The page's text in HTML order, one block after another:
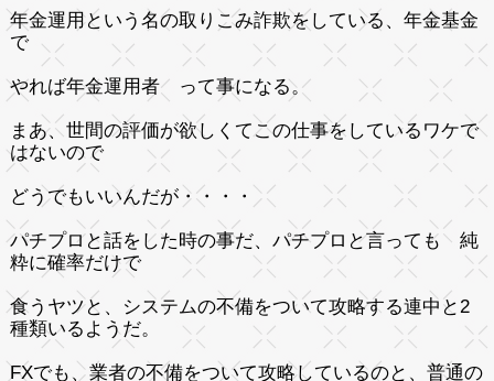
年金運用という名の取りこみ詐欺をしている、年金基金
で
やれば年金運用者 って事になる。
まあ、世間の評価が欲しくてこの仕事をしているワケで
はないので
どうでもいいんだが・・・・
パチプロと話をした時の事だ、パチプロと言っても 純
粋に確率だけで
食うヤツと、システムの不備をついて攻略する連中と2
種類いるようだ。
FXでも、業者の不備をついて攻略しているのと、普通の